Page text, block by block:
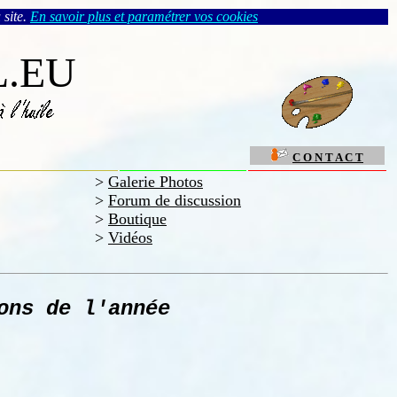
En savoir plus et paramétrer vos cookies
C O N T A C T
> Galerie Photos
> Forum de discussion
> Boutique
> Vidéos
de l'année